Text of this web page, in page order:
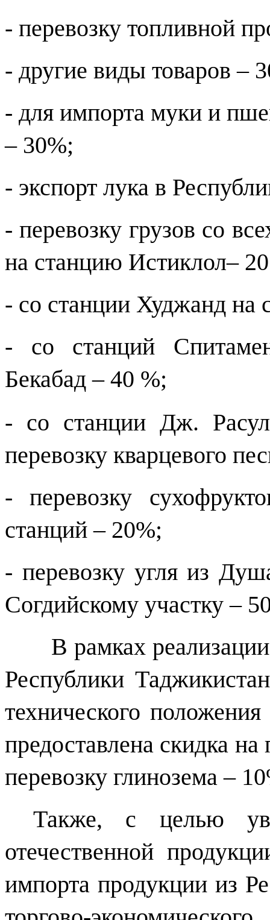
- перевозку топливной
- другие виды товаров –
- для импорта муки и
– 30%;
- экспорт лука в
- перевозку грузов со
на станцию Истиклол–
- со станции Худжанд на
- со станций
Бекабад – 40 %;
- со станции Дж.
перевозку кварцевого
- перевозку
станций – 20%;
- перевозку угля из
Согдийскому участку –
В рамках реализации
Республики
технического
предоставлена скидка
перевозку глинозема –
Также, с целью
отечественной
импорта продукции из